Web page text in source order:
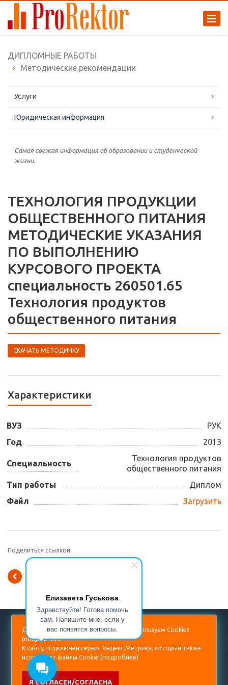
Елизавета Гуськова
Здравствуйте! Готова помочь
вам. Напишите мне, если у
вас появятся вопросы.
ДИПЛОМНЫЕ РАБОТЫ
Методические рекомендации
Услуги
Юридическая информация
Самая свежая информация об образовании и студенческой
жизни.
ТЕХНОЛОГИЯ ПРОДУКЦИИ
ОБЩЕСТВЕННОГО ПИТАНИЯ
МЕТОДИЧЕСКИЕ УКАЗАНИЯ
ПО ВЫПОЛНЕНИЮ
КУРСОВОГО ПРОЕКТА
специальность 260501.65
Технология продуктов
общественного питания
СКАЧАТЬ МЕТОДИЧКУ
Характеристики
ВУЗ
РУК
Год
2013
Специальность
Технология продуктов
общественного питания
Тип работы
Диплом
Файл
Загрузить
Поделиться ссылкой:
+7 (499) 938-53-60
diplom@prorektor.ru
Для повышения удобства сайта мы используем Cookies
(подробнее).
К сайту подключен сервис Яндекс.Метрика, который также
использует файлы Cookie (подробнее).
Я СОГЛАСЕН/СОГЛАСНА